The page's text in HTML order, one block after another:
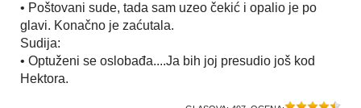
• Poštovani sude, tada sam uzeo čekić i opalio je po
glavi. Konačno je zaćutala.
Sudija:
• Optuženi se oslobađa....Ja bih joj presudio još kod
Hektora.